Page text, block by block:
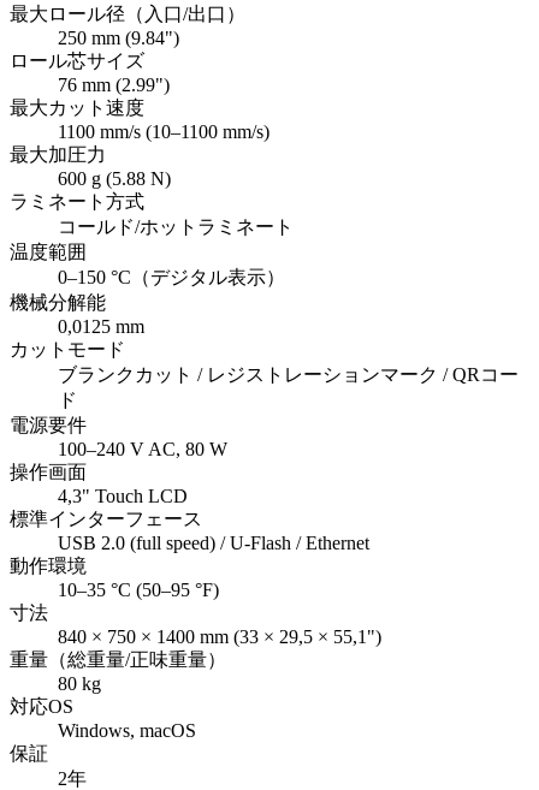
最大ロール径（入口/出口）
250 mm (9.84")
ロール芯サイズ
76 mm (2.99")
最大カット速度
1100 mm/s (10–1100 mm/s)
最大加圧力
600 g (5.88 N)
ラミネート方式
コールド/ホットラミネート
温度範囲
0–150 °C（デジタル表示）
機械分解能
0,0125 mm
カットモード
ブランクカット / レジストレーションマーク / QRコー
ド
電源要件
100–240 V AC, 80 W
操作画面
4,3" Touch LCD
標準インターフェース
USB 2.0 (full speed) / U-Flash / Ethernet
動作環境
10–35 °C (50–95 °F)
寸法
840 × 750 × 1400 mm (33 × 29,5 × 55,1")
重量（総重量/正味重量）
80 kg
対応OS
Windows, macOS
保証
2年